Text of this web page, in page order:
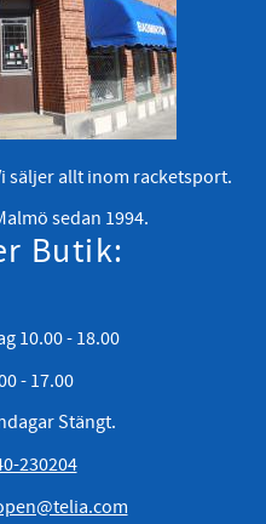
säljer allt inom racketsport.
sedan 1994.
Butik:
10.00 - 18.00
- 17.00
Stängt.
230204